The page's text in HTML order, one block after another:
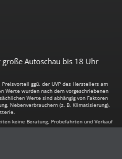
Autoschau bis 18 Uhr
ggü. der UVP des Herstellers am
Werte wurden nach dem vorgeschriebenen
Werte sind abhängig von Faktoren
Nebenverbrauchern (z. B. Klimatisierung),
keine Beratung, Probefahrten und Verkauf